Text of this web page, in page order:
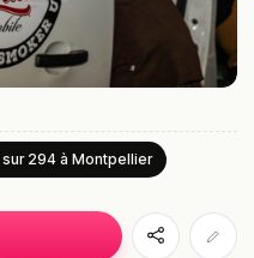
sur 294 à Montpellier